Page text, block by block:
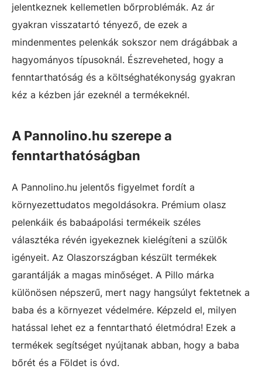
jelentkeznek kellemetlen bőrproblémák. Az ár
gyakran visszatartó tényező, de ezek a
mindenmentes pelenkák sokszor nem drágábbak a
hagyományos típusoknál. Észreveheted, hogy a
fenntarthatóság és a költséghatékonyság gyakran
kéz a kézben jár ezeknél a termékeknél.
A Pannolino.hu szerepe a
fenntarthatóságban
A Pannolino.hu jelentős figyelmet fordít a
környezettudatos megoldásokra. Prémium olasz
pelenkáik és babaápolási termékeik széles
választéka révén igyekeznek kielégíteni a szülők
igényeit. Az Olaszországban készült termékek
garantálják a magas minőséget. A Pillo márka
különösen népszerű, mert nagy hangsúlyt fektetnek a
baba és a környezet védelmére. Képzeld el, milyen
hatással lehet ez a fenntartható életmódra! Ezek a
termékek segítséget nyújtanak abban, hogy a baba
bőrét és a Földet is óvd.